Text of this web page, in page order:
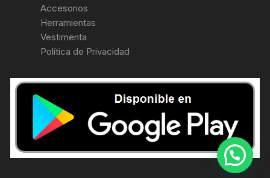
Accesorios
Herramientas
Vestimenta
Política de Privacidad